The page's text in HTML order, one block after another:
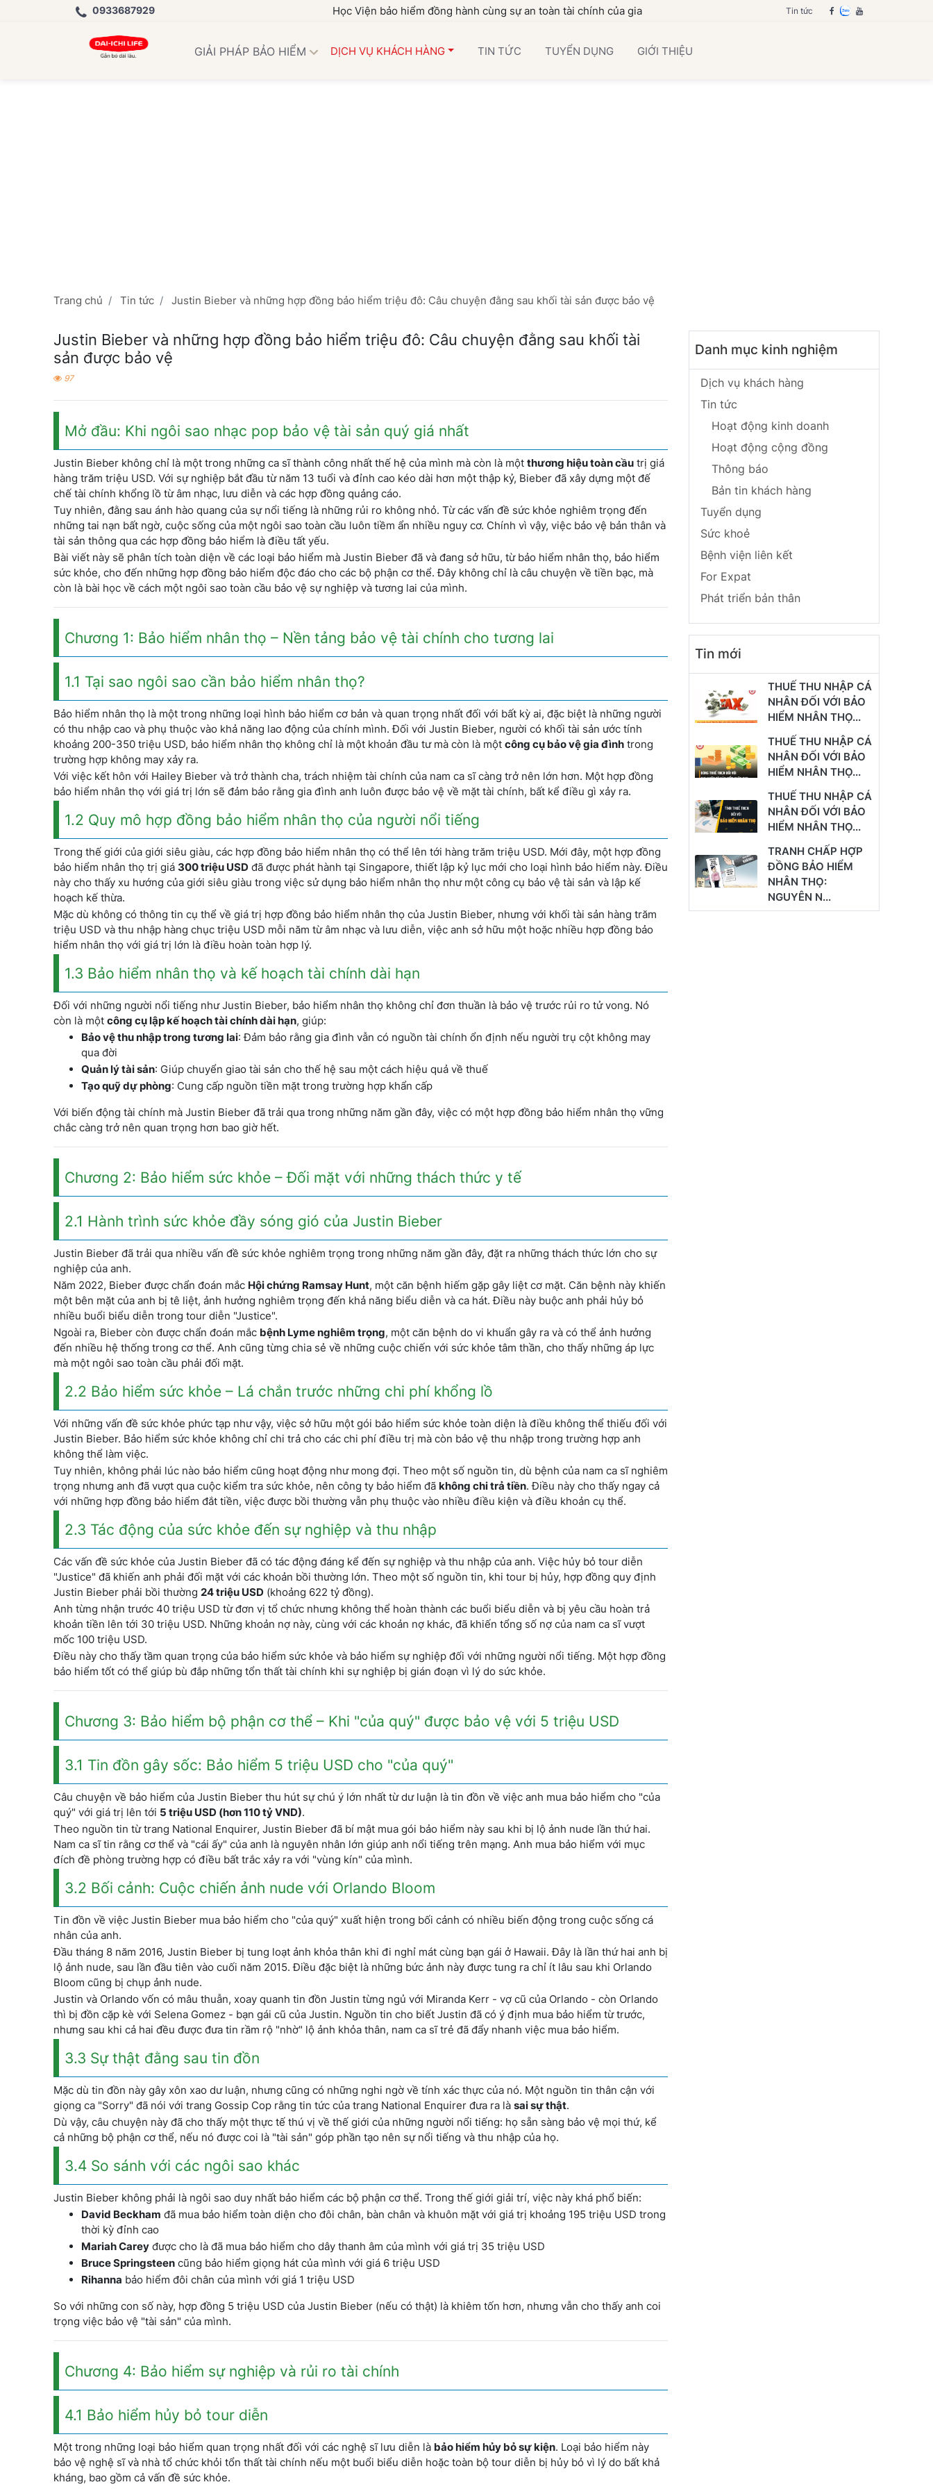
0933687929 Học Viện bảo hiểm đồng hành cùng sự an toàn tài chính của gia đình bạn Tin tức
GIẢI PHÁP BẢO HIỂM DỊCH VỤ KHÁCH HÀNG TIN TỨC TUYỂN DỤNG GIỚI THIỆU
Trang chủ Tin tức Justin Bieber và những hợp đồng bảo hiểm triệu đô: Câu chuyện đằng sau khối tài sản được bảo vệ
Justin Bieber và những hợp đồng bảo hiểm triệu đô: Câu chuyện đằng sau khối tài
sản được bảo vệ
97
Mở đầu: Khi ngôi sao nhạc pop bảo vệ tài sản quý giá nhất
Justin Bieber không chỉ là một trong những ca sĩ thành công nhất thế hệ của mình mà còn là một thương hiệu toàn cầu trị giá
hàng trăm triệu USD. Với sự nghiệp bắt đầu từ năm 13 tuổi và đỉnh cao kéo dài hơn một thập kỷ, Bieber đã xây dựng một đế
chế tài chính khổng lồ từ âm nhạc, lưu diễn và các hợp đồng quảng cáo.
Tuy nhiên, đằng sau ánh hào quang của sự nổi tiếng là những rủi ro không nhỏ. Từ các vấn đề sức khỏe nghiêm trọng đến
những tai nạn bất ngờ, cuộc sống của một ngôi sao toàn cầu luôn tiềm ẩn nhiều nguy cơ. Chính vì vậy, việc bảo vệ bản thân và
tài sản thông qua các hợp đồng bảo hiểm là điều tất yếu.
Bài viết này sẽ phân tích toàn diện về các loại bảo hiểm mà Justin Bieber đã và đang sở hữu, từ bảo hiểm nhân thọ, bảo hiểm
sức khỏe, cho đến những hợp đồng bảo hiểm độc đáo cho các bộ phận cơ thể. Đây không chỉ là câu chuyện về tiền bạc, mà
còn là bài học về cách một ngôi sao toàn cầu bảo vệ sự nghiệp và tương lai của mình.
Chương 1: Bảo hiểm nhân thọ – Nền tảng bảo vệ tài chính cho tương lai
1.1 Tại sao ngôi sao cần bảo hiểm nhân thọ?
Bảo hiểm nhân thọ là một trong những loại hình bảo hiểm cơ bản và quan trọng nhất đối với bất kỳ ai, đặc biệt là những người
có thu nhập cao và phụ thuộc vào khả năng lao động của chính mình. Đối với Justin Bieber, người có khối tài sản ước tính
khoảng 200-350 triệu USD, bảo hiểm nhân thọ không chỉ là một khoản đầu tư mà còn là một công cụ bảo vệ gia đình trong
trường hợp không may xảy ra.
Với việc kết hôn với Hailey Bieber và trở thành cha, trách nhiệm tài chính của nam ca sĩ càng trở nên lớn hơn. Một hợp đồng
bảo hiểm nhân thọ với giá trị lớn sẽ đảm bảo rằng gia đình anh luôn được bảo vệ về mặt tài chính, bất kể điều gì xảy ra.
1.2 Quy mô hợp đồng bảo hiểm nhân thọ của người nổi tiếng
Trong thế giới của giới siêu giàu, các hợp đồng bảo hiểm nhân thọ có thể lên tới hàng trăm triệu USD. Mới đây, một hợp đồng
bảo hiểm nhân thọ trị giá 300 triệu USD đã được phát hành tại Singapore, thiết lập kỷ lục mới cho loại hình bảo hiểm này. Điều
này cho thấy xu hướng của giới siêu giàu trong việc sử dụng bảo hiểm nhân thọ như một công cụ bảo vệ tài sản và lập kế
hoạch kế thừa.
Mặc dù không có thông tin cụ thể về giá trị hợp đồng bảo hiểm nhân thọ của Justin Bieber, nhưng với khối tài sản hàng trăm
triệu USD và thu nhập hàng chục triệu USD mỗi năm từ âm nhạc và lưu diễn, việc anh sở hữu một hoặc nhiều hợp đồng bảo
hiểm nhân thọ với giá trị lớn là điều hoàn toàn hợp lý.
1.3 Bảo hiểm nhân thọ và kế hoạch tài chính dài hạn
Đối với những người nổi tiếng như Justin Bieber, bảo hiểm nhân thọ không chỉ đơn thuần là bảo vệ trước rủi ro tử vong. Nó
còn là một công cụ lập kế hoạch tài chính dài hạn, giúp:
Bảo vệ thu nhập trong tương lai: Đảm bảo rằng gia đình vẫn có nguồn tài chính ổn định nếu người trụ cột không may
qua đời
Quản lý tài sản: Giúp chuyển giao tài sản cho thế hệ sau một cách hiệu quả về thuế
Tạo quỹ dự phòng: Cung cấp nguồn tiền mặt trong trường hợp khẩn cấp
Với biến động tài chính mà Justin Bieber đã trải qua trong những năm gần đây, việc có một hợp đồng bảo hiểm nhân thọ vững
chắc càng trở nên quan trọng hơn bao giờ hết.
Chương 2: Bảo hiểm sức khỏe – Đối mặt với những thách thức y tế
2.1 Hành trình sức khỏe đầy sóng gió của Justin Bieber
Justin Bieber đã trải qua nhiều vấn đề sức khỏe nghiêm trọng trong những năm gần đây, đặt ra những thách thức lớn cho sự
nghiệp của anh.
Năm 2022, Bieber được chẩn đoán mắc Hội chứng Ramsay Hunt, một căn bệnh hiếm gặp gây liệt cơ mặt. Căn bệnh này khiến
một bên mặt của anh bị tê liệt, ảnh hưởng nghiêm trọng đến khả năng biểu diễn và ca hát. Điều này buộc anh phải hủy bỏ
nhiều buổi biểu diễn trong tour diễn "Justice".
Ngoài ra, Bieber còn được chẩn đoán mắc bệnh Lyme nghiêm trọng, một căn bệnh do vi khuẩn gây ra và có thể ảnh hưởng
đến nhiều hệ thống trong cơ thể. Anh cũng từng chia sẻ về những cuộc chiến với sức khỏe tâm thần, cho thấy những áp lực
mà một ngôi sao toàn cầu phải đối mặt.
2.2 Bảo hiểm sức khỏe – Lá chắn trước những chi phí khổng lồ
Với những vấn đề sức khỏe phức tạp như vậy, việc sở hữu một gói bảo hiểm sức khỏe toàn diện là điều không thể thiếu đối với
Justin Bieber. Bảo hiểm sức khỏe không chỉ chi trả cho các chi phí điều trị mà còn bảo vệ thu nhập trong trường hợp anh
không thể làm việc.
Tuy nhiên, không phải lúc nào bảo hiểm cũng hoạt động như mong đợi. Theo một số nguồn tin, dù bệnh của nam ca sĩ nghiêm
trọng nhưng anh đã vượt qua cuộc kiểm tra sức khỏe, nên công ty bảo hiểm đã không chi trả tiền. Điều này cho thấy ngay cả
với những hợp đồng bảo hiểm đắt tiền, việc được bồi thường vẫn phụ thuộc vào nhiều điều kiện và điều khoản cụ thể.
2.3 Tác động của sức khỏe đến sự nghiệp và thu nhập
Các vấn đề sức khỏe của Justin Bieber đã có tác động đáng kể đến sự nghiệp và thu nhập của anh. Việc hủy bỏ tour diễn
"Justice" đã khiến anh phải đối mặt với các khoản bồi thường lớn. Theo một số nguồn tin, khi tour bị hủy, hợp đồng quy định
Justin Bieber phải bồi thường 24 triệu USD (khoảng 622 tỷ đồng).
Anh từng nhận trước 40 triệu USD từ đơn vị tổ chức nhưng không thể hoàn thành các buổi biểu diễn và bị yêu cầu hoàn trả
khoản tiền lên tới 30 triệu USD. Những khoản nợ này, cùng với các khoản nợ khác, đã khiến tổng số nợ của nam ca sĩ vượt
mốc 100 triệu USD.
Điều này cho thấy tầm quan trọng của bảo hiểm sức khỏe và bảo hiểm sự nghiệp đối với những người nổi tiếng. Một hợp đồng
bảo hiểm tốt có thể giúp bù đắp những tổn thất tài chính khi sự nghiệp bị gián đoạn vì lý do sức khỏe.
Chương 3: Bảo hiểm bộ phận cơ thể – Khi "của quý" được bảo vệ với 5 triệu USD
3.1 Tin đồn gây sốc: Bảo hiểm 5 triệu USD cho "của quý"
Câu chuyện về bảo hiểm của Justin Bieber thu hút sự chú ý lớn nhất từ dư luận là tin đồn về việc anh mua bảo hiểm cho "của
quý" với giá trị lên tới 5 triệu USD (hơn 110 tỷ VND).
Theo nguồn tin từ trang National Enquirer, Justin Bieber đã bí mật mua gói bảo hiểm này sau khi bị lộ ảnh nude lần thứ hai.
Nam ca sĩ tin rằng cơ thể và "cái ấy" của anh là nguyên nhân lớn giúp anh nổi tiếng trên mạng. Anh mua bảo hiểm với mục
đích đề phòng trường hợp có điều bất trắc xảy ra với "vùng kín" của mình.
3.2 Bối cảnh: Cuộc chiến ảnh nude với Orlando Bloom
Tin đồn về việc Justin Bieber mua bảo hiểm cho "của quý" xuất hiện trong bối cảnh có nhiều biến động trong cuộc sống cá
nhân của anh.
Đầu tháng 8 năm 2016, Justin Bieber bị tung loạt ảnh khỏa thân khi đi nghỉ mát cùng bạn gái ở Hawaii. Đây là lần thứ hai anh bị
lộ ảnh nude, sau lần đầu tiên vào cuối năm 2015. Điều đặc biệt là những bức ảnh này được tung ra chỉ ít lâu sau khi Orlando
Bloom cũng bị chụp ảnh nude.
Justin và Orlando vốn có mâu thuẫn, xoay quanh tin đồn Justin từng ngủ với Miranda Kerr - vợ cũ của Orlando - còn Orlando
thì bị đồn cặp kè với Selena Gomez - bạn gái cũ của Justin. Nguồn tin cho biết Justin đã có ý định mua bảo hiểm từ trước,
nhưng sau khi cả hai đều được đưa tin rầm rộ "nhờ" lộ ảnh khỏa thân, nam ca sĩ trẻ đã đẩy nhanh việc mua bảo hiểm.
3.3 Sự thật đằng sau tin đồn
Mặc dù tin đồn này gây xôn xao dư luận, nhưng cũng có những nghi ngờ về tính xác thực của nó. Một nguồn tin thân cận với
giọng ca "Sorry" đã nói với trang Gossip Cop rằng tin tức của trang National Enquirer đưa ra là sai sự thật.
Dù vậy, câu chuyện này đã cho thấy một thực tế thú vị về thế giới của những người nổi tiếng: họ sẵn sàng bảo vệ mọi thứ, kể
cả những bộ phận cơ thể, nếu nó được coi là "tài sản" góp phần tạo nên sự nổi tiếng và thu nhập của họ.
3.4 So sánh với các ngôi sao khác
Justin Bieber không phải là ngôi sao duy nhất bảo hiểm các bộ phận cơ thể. Trong thế giới giải trí, việc này khá phổ biến:
David Beckham đã mua bảo hiểm toàn diện cho đôi chân, bàn chân và khuôn mặt với giá trị khoảng 195 triệu USD trong
thời kỳ đỉnh cao
Mariah Carey được cho là đã mua bảo hiểm cho dây thanh âm của mình với giá trị 35 triệu USD
Bruce Springsteen cũng bảo hiểm giọng hát của mình với giá 6 triệu USD
Rihanna bảo hiểm đôi chân của mình với giá 1 triệu USD
So với những con số này, hợp đồng 5 triệu USD của Justin Bieber (nếu có thật) là khiêm tốn hơn, nhưng vẫn cho thấy anh coi
trọng việc bảo vệ "tài sản" của mình.
Chương 4: Bảo hiểm sự nghiệp và rủi ro tài chính
4.1 Bảo hiểm hủy bỏ tour diễn
Một trong những loại bảo hiểm quan trọng nhất đối với các nghệ sĩ lưu diễn là bảo hiểm hủy bỏ sự kiện. Loại bảo hiểm này
bảo vệ nghệ sĩ và nhà tổ chức khỏi tổn thất tài chính nếu một buổi biểu diễn hoặc toàn bộ tour diễn bị hủy bỏ vì lý do bất khả
kháng, bao gồm cả vấn đề sức khỏe.
Danh mục kinh nghiệm
Dịch vụ khách hàng
Tin tức
Hoạt động kinh doanh
Hoạt động cộng đồng
Thông báo
Bản tin khách hàng
Tuyển dụng
Sức khoẻ
Bệnh viện liên kết
For Expat
Phát triển bản thân
Tin mới
THUẾ THU NHẬP CÁ
NHÂN ĐỐI VỚI BẢO
HIỂM NHÂN THỌ...
THUẾ THU NHẬP CÁ
NHÂN ĐỐI VỚI BẢO
HIỂM NHÂN THỌ...
THUẾ THU NHẬP CÁ
NHÂN ĐỐI VỚI BẢO
HIỂM NHÂN THỌ...
TRANH CHẤP HỢP
ĐỒNG BẢO HIỂM
NHÂN THỌ:
NGUYÊN N...